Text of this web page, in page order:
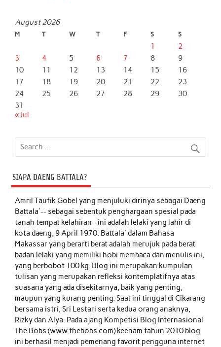
August 2026
M T W T F S S
1
2
3
4 5 6 7 8
9
10
11 12 13 14 15
16
17
18 19 20 21 22
23
24
25 26 27 28 29
30
31
« Jul
SIAPA DAENG BATTALA?
Amril Taufik Gobelyang menjuluki dirinya sebagai Daeng
Battala'-- sebagai sebentuk penghargaan spesial pada
tanah tempat kelahiran--ini adalah lelaki yang lahir di
kota daeng, 9 April 1970. Battala' dalam Bahasa
Makassar yang berarti berat adalah merujuk pada berat
badan lelaki yang memiliki hobi membaca dan menulis ini,
yang berbobot 100 kg. Blog ini merupakan kumpulan
tulisan yang merupakan refleksi kontemplatifnya atas
suasana yang ada disekitarnya, baik yang penting,
maupun yang kurang penting. Saat ini tinggal di Cikarang
bersama istri, Sri Lestari serta kedua orang anaknya,
Rizky dan Alya. Pada ajang Kompetisi Blog Internasional
The Bobs (www.thebobs.com) keenam tahun 2010 blog
ini berhasil menjadi pemenang favorit pengguna internet